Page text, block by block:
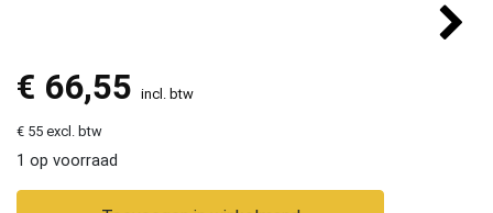
€ 66,55 incl. btw
€ 55 excl. btw
1 op voorraad